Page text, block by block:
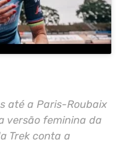
até a Paris-Roubaix
versão feminina da
Trek conta a